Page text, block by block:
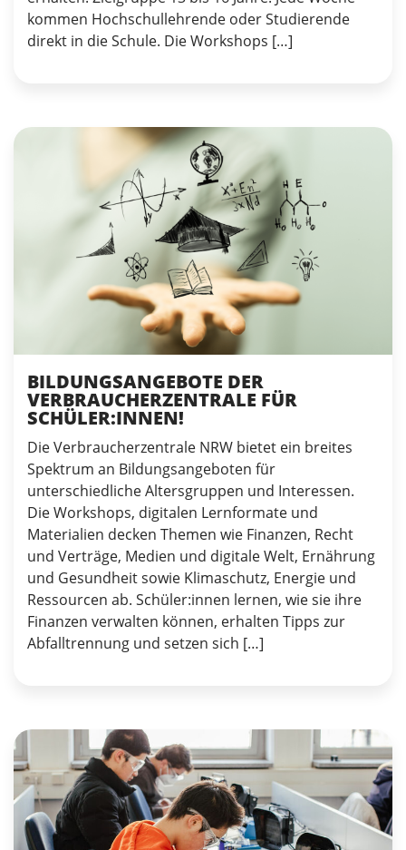
kommen Hochschullehrende oder Studierende
direkt in die Schule. Die Workshops […]
BILDUNGSANGEBOTE DER
VERBRAUCHERZENTRALE FÜR
SCHÜLER:INNEN!
Die Verbraucherzentrale NRW bietet ein breites
Spektrum an Bildungsangeboten für
unterschiedliche Altersgruppen und Interessen.
Die Workshops, digitalen Lernformate und
Materialien decken Themen wie Finanzen, Recht
und Verträge, Medien und digitale Welt, Ernährung
und Gesundheit sowie Klimaschutz, Energie und
Ressourcen ab. Schüler:innen lernen, wie sie ihre
Finanzen verwalten können, erhalten Tipps zur
Abfalltrennung und setzen sich […]